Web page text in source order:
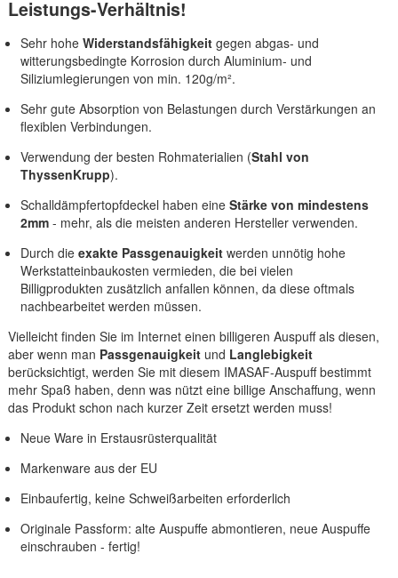
Leistungs-Verhältnis!
Sehr hohe Widerstandsfähigkeit gegen abgas- und
witterungsbedingte Korrosion durch Aluminium- und
Siliziumlegierungen von min. 120g/m².
Sehr gute Absorption von Belastungen durch Verstärkungen an
flexiblen Verbindungen.
Verwendung der besten Rohmaterialien (Stahl von
ThyssenKrupp).
Schalldämpfertopfdeckel haben eine Stärke von mindestens
2mm- mehr, als die meisten anderen Hersteller verwenden.
Durch dieexakte Passgenauigkeitwerden unnötig hohe
Werkstatteinbaukosten vermieden, die bei vielen
Billigprodukten zusätzlich anfallen können, da diese oftmals
nachbearbeitet werden müssen.
Vielleicht finden Sie im Internet einen billigeren Auspuff als diesen,
aber wenn man Passgenauigkeit und Langlebigkeit
berücksichtigt, werden Sie mit diesem IMASAF-Auspuff bestimmt
mehr Spaß haben, denn was nützt eine billige Anschaffung, wenn
das Produkt schon nach kurzer Zeit ersetzt werden muss!
Neue Ware in Erstausrüsterqualität
Markenware aus der EU
Einbaufertig, keine Schweißarbeiten erforderlich
Originale Passform: alte Auspuffe abmontieren, neue Auspuffe
einschrauben - fertig!